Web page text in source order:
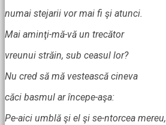
numai stejarii vor mai fi şi atunci.
Mai aminţi-mă-vă un trecător
vreunui străin, sub ceasul lor?
Nu cred să mă vestească cineva
căci basmul ar începe-aşa:
Pe-aici umblă şi el şi se-ntorcea mereu,